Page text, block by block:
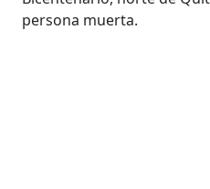
persona muerta.